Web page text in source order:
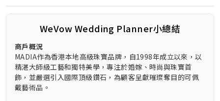
WeVow Wedding Planner小總結
商戶概況
MADIA作為香港本地高級珠寶品牌，自1998年成立以來，以
精湛大師級工藝和獨特美學，專注於婚嫁、時尚與珠寶首
飾，並嚴選引入國際頂級鑽石，為顧客呈獻璀璨奪目的可佩
戴藝術品。